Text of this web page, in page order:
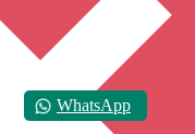
WhatsApp